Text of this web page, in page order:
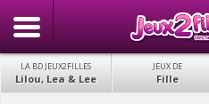
LA BD JEUX2FILLES
Lilou, Lea & Lee
JEUX DE
Fille